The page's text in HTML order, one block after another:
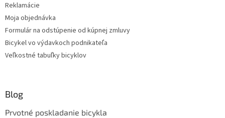
Reklamácie
Moja objednávka
Formulár na odstúpenie od kúpnej zmluvy
Bicykel vo výdavkoch podnikateľa
Veľkostné tabuľky bicyklov
Blog
Prvotné poskladanie bicykla